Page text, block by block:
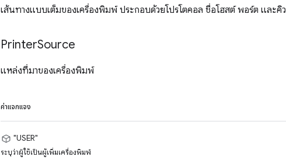
เส้นทางแบบเต็มของเครื่องพิมพ์ ประกอบด้วยโปรโตคอล ชื่อโฮสต์ พอร์ต และคิว
PrinterSource
แหล่งที่มาของเครื่องพิมพ์
ค่าแจกแจง
"USER"
ระบุว่าผู้ใช้เป็นผู้เพิ่มเครื่องพิมพ์